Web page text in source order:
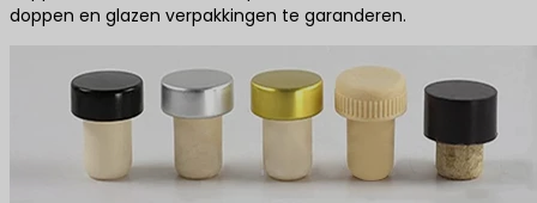
doppen en glazen verpakkingen te garanderen.